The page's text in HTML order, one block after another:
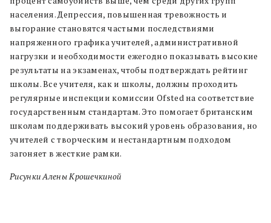
населения. Депрессия, повышенная тревожность и
выгорание становятся частыми последствиями
напряженного графика учителей, административной
нагрузки и необходимости ежегодно показывать высокие
результаты на экзаменах, чтобы подтверждать рейтинг
школы. Все учителя, как и школы, должны проходить
регулярные инспекции комиссии Ofsted на соответствие
государственным стандартам. Это помогает британским
школам поддерживать высокий уровень образования, но
учителей с творческим и нестандартным подходом
загоняет в жесткие рамки.
Рисунки Алены Крошечкиной